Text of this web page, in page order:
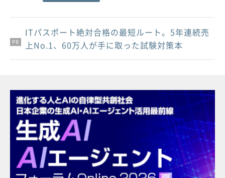
PR
PR
PR
ITパスポート絶対合格の最短ルート。5年連続売
上No.1、60万人が手に取った試験対策本